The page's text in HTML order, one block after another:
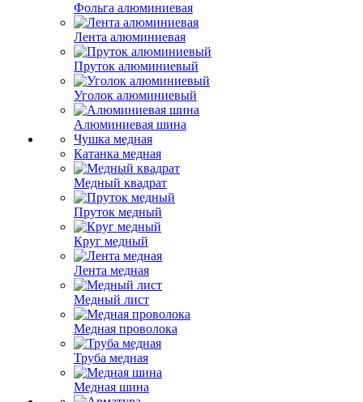
Фольга алюминиевая
Лента алюминиевая
Пруток алюминиевый
Уголок алюминиевый
Алюминиевая шина
Чушка медная
Катанка медная
Медный квадрат
Пруток медный
Круг медный
Лента медная
Медный лист
Медная проволока
Труба медная
Медная шина